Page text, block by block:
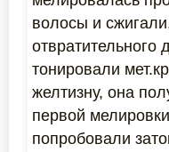
волосы и
отвратительного
тонировали
желтизну, она
первой
попробовали